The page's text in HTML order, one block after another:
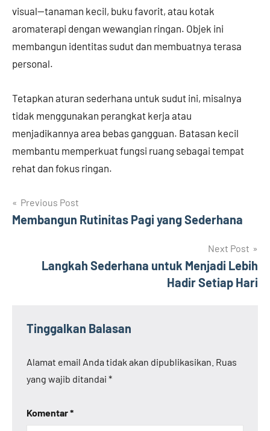
visual—tanaman kecil, buku favorit, atau kotak
aromaterapi dengan wewangian ringan. Objek ini
membangun identitas sudut dan membuatnya terasa
personal.
Tetapkan aturan sederhana untuk sudut ini, misalnya
tidak menggunakan perangkat kerja atau
menjadikannya area bebas gangguan. Batasan kecil
membantu memperkuat fungsi ruang sebagai tempat
rehat dan fokus ringan.
Navigasi
pos
Previous Post
Membangun Rutinitas Pagi yang Sederhana
Next Post
Langkah Sederhana untuk Menjadi Lebih
Hadir Setiap Hari
Tinggalkan Balasan
Alamat email Anda tidak akan dipublikasikan. Ruas
yang wajib ditandai *
Komentar*